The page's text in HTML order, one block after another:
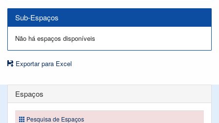
Sub-Espaços
Não há espaços disponíveis
Exportar para Excel
Espaços
Pesquisa de Espaços